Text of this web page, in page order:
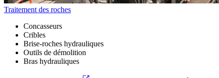
Traitement des roches
Concasseurs
Cribles
Brise-roches hydrauliques
Outils de démolition
Bras hydrauliques